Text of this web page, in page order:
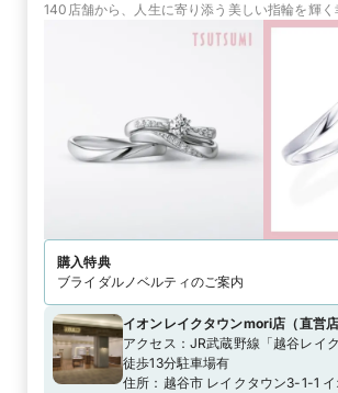
140店舗から、人生に寄り添う美しい指輪を輝く
購入特典
ブライダルノベルティのご案内
イオンレイクタウンmori店 （直営店
アクセス： JR武蔵野線「越谷レイ
徒歩13分駐車場有
住所： 越谷市 レイクタウン3-1-1